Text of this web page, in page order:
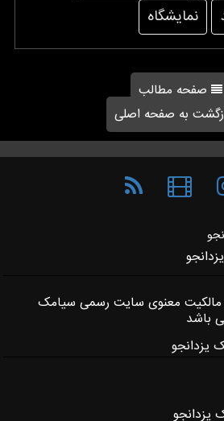
نمایشگاه
صفحه مطالب
به صفحه اصلی
siamakyazdanjoo.com مالکیت معنوی سایت رسمی سیامک
باشد
یزدانجو